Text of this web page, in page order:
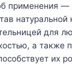
применения —
для
а также
их